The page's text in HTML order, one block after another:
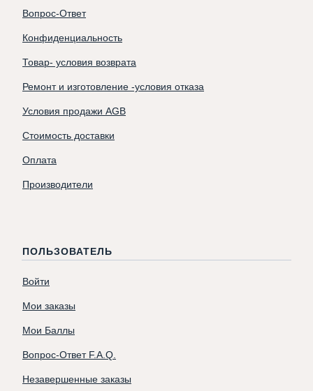
Вопрос-Ответ
Конфиденциальность
Товар- условия возврата
Ремонт и изготовление -условия отказа
Условия продажи AGB
Стоимость доставки
Оплата
Производители
ПОЛЬЗОВАТЕЛЬ
Войти
Мои заказы
Мои Баллы
Вопрос-Ответ F.A.Q.
Незавершенные заказы